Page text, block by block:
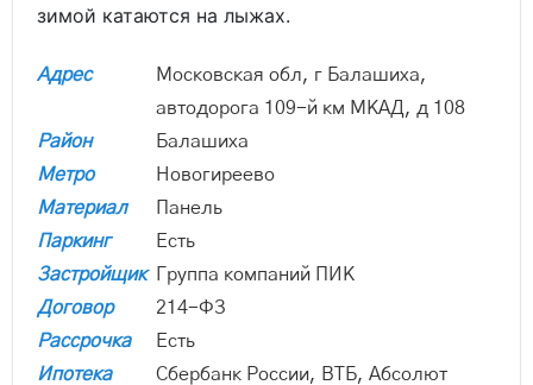
зимой катаются на лыжах.
Адрес
Московская обл, г Балашиха,
автодорога 109-й км МКАД, д 108
Район
Балашиха
Метро
Новогиреево
Материал
Панель
Паркинг
Есть
Застройщик
Группа компаний ПИК
Договор
214-ФЗ
Рассрочка
Есть
Ипотека
Сбербанк России, ВТБ, Абсолют